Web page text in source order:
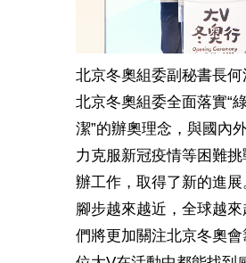
北京冬奧組委副秘書長何
北京冬奧組委全面落實“
潔”的辦奧理念，與國內
力克服新冠疫情等困難
辦工作，取得了新的進
腳步越來越近，全球越
們將更加關注北京冬奧